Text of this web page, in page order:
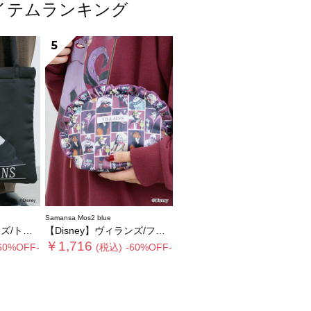
テムランキング
ッグ
5
Samansa Mos2 blue
【Disney】ヴィランズ/フリルポーチ
￥1,716 (税込) -60%OFF-